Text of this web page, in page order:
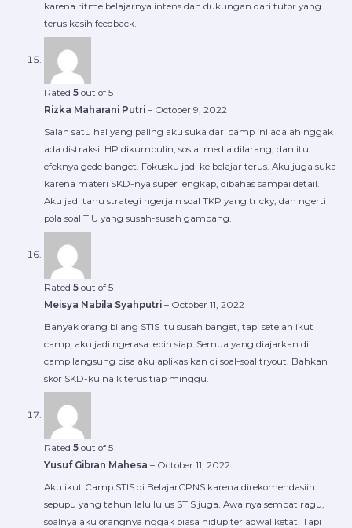
karena ritme belajarnya intens dan dukungan dari tutor yang
terus kasih feedback.
Rated 5out of 5
Rizka Maharani Putri – October 9, 2022
Salah satu hal yang paling aku suka dari camp ini adalah nggak
ada distraksi. HP dikumpulin, sosial media dilarang, dan itu
efeknya gede banget. Fokusku jadi ke belajar terus. Aku juga suka
karena materi SKD-nya super lengkap, dibahas sampai detail.
Aku jadi tahu strategi ngerjain soal TKP yang tricky, dan ngerti
pola soal TIU yang susah-susah gampang.
Rated 5out of 5
Meisya Nabila Syahputri – October 11, 2022
Banyak orang bilang STIS itu susah banget, tapi setelah ikut
camp, aku jadi ngerasa lebih siap. Semua yang diajarkan di
camp langsung bisa aku aplikasikan di soal-soal tryout. Bahkan
skor SKD-ku naik terus tiap minggu.
Rated 5out of 5
Yusuf Gibran Mahesa – October 11, 2022
Aku ikut Camp STIS di BelajarCPNS karena direkomendasiin
sepupu yang tahun lalu lulus STIS juga. Awalnya sempat ragu,
soalnya aku orangnya nggak biasa hidup terjadwal ketat. Tapi